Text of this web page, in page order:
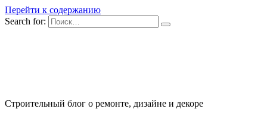
Перейти к содержанию
Search for:
Строительный блог о ремонте, дизайне и декоре